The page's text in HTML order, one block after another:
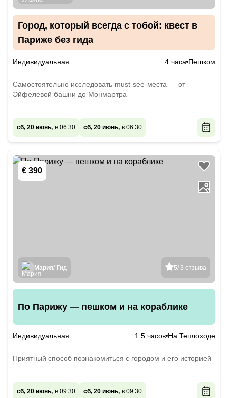
Город, который всегда с тобой: квест в
Париже без гида
Индивидуальная 4 часа Пешком
Самостоятельно исследовать must-see-места — от
Эйфелевой башни до Монмартра
сб, 20 июнь, в 06:30 сб, 20 июнь, в 06:30
€ 390
5/ 3 отзыва
Мария/ Гид
По Парижу — пешком и на кораблике
Индивидуальная 1.5 часов На Теплоходе
Приятный способ познакомиться с городом и его историей
сб, 20 июнь, в 09:30 сб, 20 июнь, в 09:30